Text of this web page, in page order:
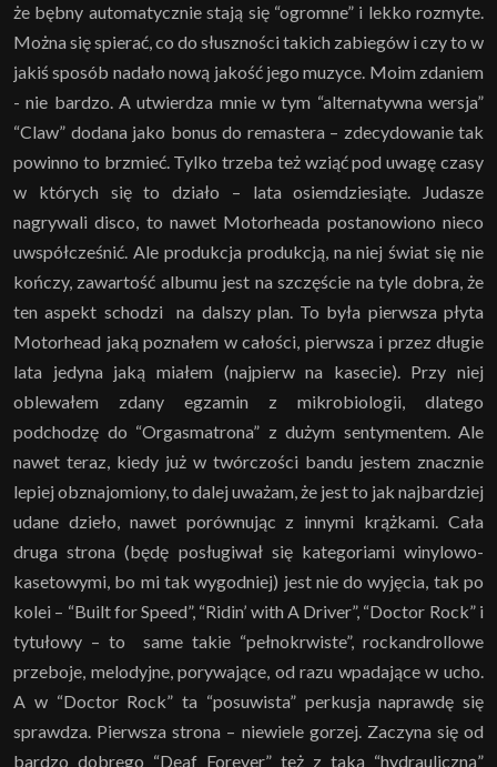
że bębny automatycznie stają się “ogromne” i lekko rozmyte.
Można się spierać, co do słuszności takich zabiegów i czy to w
jakiś sposób nadało nową jakość jego muzyce. Moim zdaniem
- nie bardzo. A utwierdza mnie w tym “alternatywna wersja”
“Claw” dodana jako bonus do remastera – zdecydowanie tak
powinno to brzmieć. Tylko trzeba też wziąć pod uwagę czasy
w których się to działo – lata osiemdziesiąte. Judasze
nagrywali disco, to nawet Motorheada postanowiono nieco
uwspółcześnić. Ale produkcja produkcją, na niej świat się nie
kończy, zawartość albumu jest na szczęście na tyle dobra, że
ten aspekt schodzi na dalszy plan. To była pierwsza płyta
Motorhead jaką poznałem w całości, pierwsza i przez długie
lata jedyna jaką miałem (najpierw na kasecie). Przy niej
oblewałem zdany egzamin z mikrobiologii, dlatego
podchodzę do “Orgasmatrona” z dużym sentymentem. Ale
nawet teraz, kiedy już w twórczości bandu jestem znacznie
lepiej obznajomiony, to dalej uważam, że jest to jak najbardziej
udane dzieło, nawet porównując z innymi krążkami. Cała
druga strona (będę posługiwał się kategoriami winylowo-
kasetowymi, bo mi tak wygodniej) jest nie do wyjęcia, tak po
kolei – “Built for Speed”, “Ridin’ with A Driver”, “Doctor Rock” i
tytułowy – to same takie “pełnokrwiste”, rockandrollowe
przeboje, melodyjne, porywające, od razu wpadające w ucho.
A w “Doctor Rock” ta “posuwista” perkusja naprawdę się
sprawdza. Pierwsza strona – niewiele gorzej. Zaczyna się od
bardzo dobrego “Deaf Forever” też z taką “hydrauliczną”